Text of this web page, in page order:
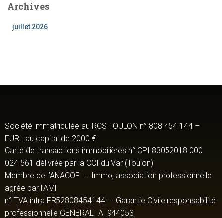
Archives
juillet 2026
Société immatriculée au RCS TOULON n° 808 454 144 –
EURL au capital de 2000 €
Carte de transactions immobilières n° CPI 83052018 000
024 561 délivrée par la CCI du Var (Toulon)
Membre de l’ANACOFI – Immo, association professionnelle
agrée par l’AMF
n° TVA intra FR52808454144 – Garantie Civile responsabilité
professionnelle GENERALI AT944053